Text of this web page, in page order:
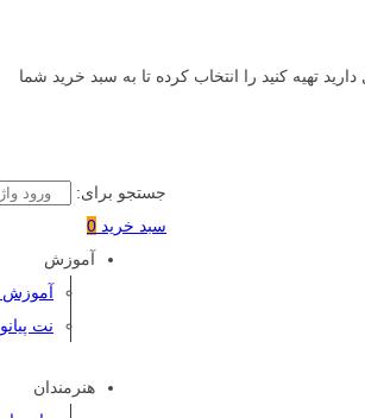
تهیه کنید را انتخاب کرده تا به سبد خرید شما
جستجو برای:
سبد خرید 0
آموزش
آموزش
نت پیانو
هنرمندان